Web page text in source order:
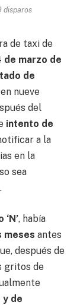
disparos
de taxi de
de marzo de
de
nueve
del
intento de
a la
en la
sea
, había
meses antes
después de
gritos de
y de